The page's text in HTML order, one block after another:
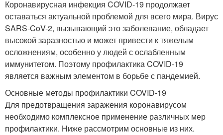
Коронавирусная инфекция COVID-19 продолжает
оставаться актуальной проблемой для всего мира. Вирус
SARS-CoV-2, вызывающий это заболевание, обладает
высокой заразностью и может привести к тяжелым
осложнениям, особенно у людей с ослабленным
иммунитетом. Поэтому профилактика COVID-19
является важным элементом в борьбе с пандемией.
Основные методы профилактики COVID-19
Для предотвращения заражения коронавирусом
необходимо комплексное применение различных мер
профилактики. Ниже рассмотрим основные из них.